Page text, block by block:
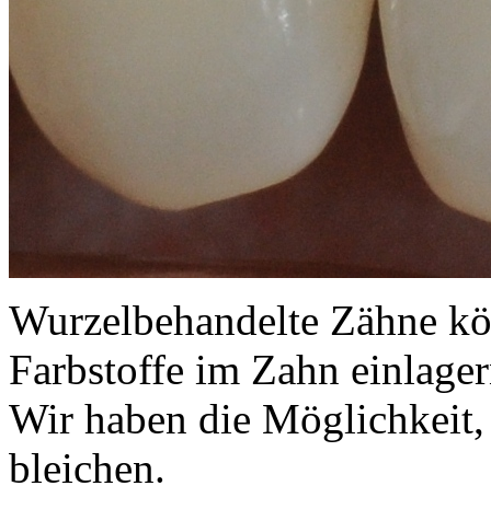
Wurzelbehandelte Zähne
Farbstoffe im Zahn
Wir haben die Möglichkeit,
bleichen.